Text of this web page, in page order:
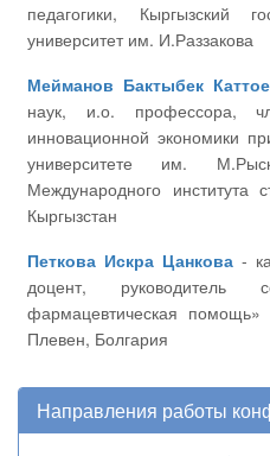
педагогики, Кыргызский
университет им. И.Раззакова
Мейманов Бактыбек
наук, и.о. профессора,
инновационной экономики
университете им.
Международного института
Кыргызстан
Петкова Искра Цанкова
доцент, руководитель
фармацевтическая помощь»
Плевен, Болгария
Направления работы